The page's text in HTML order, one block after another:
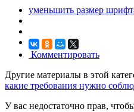
уменьшить размер
Комментировать
Другие материалы в этой
какие требования нужно
У вас недостаточно прав,